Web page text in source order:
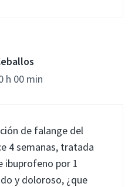
h 00 min
de falange del
4 semanas, tratada
ibuprofeno por 1
y doloroso, ¿que